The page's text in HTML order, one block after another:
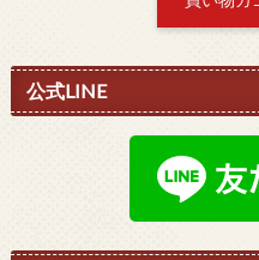
公式LINE